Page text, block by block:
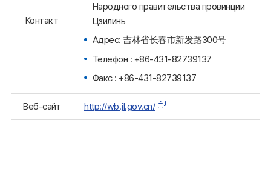
Контакт
Народного правительства провинции
Цзилинь
Адрес: 吉林省长春市新发路300号
Телефон : +86-431-82739137
Факс : +86-431-82739137
Веб-сайт http://wb.jl.gov.cn/